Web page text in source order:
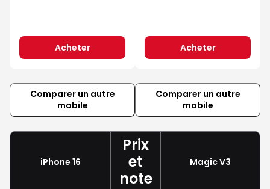
Acheter Acheter
Comparer un autre
mobile
Comparer un autre
mobile
iPhone 16
Prix
et
note
Magic V3